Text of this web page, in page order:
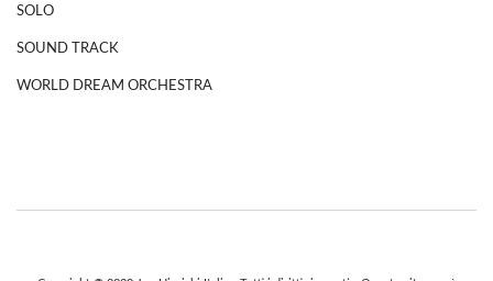
SOLO
SOUND TRACK
WORLD DREAM ORCHESTRA